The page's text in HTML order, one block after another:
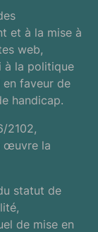
et à la mise à
web,
à la politique
en faveur de
handicap.
2102,
œuvre la
statut de
de mise en